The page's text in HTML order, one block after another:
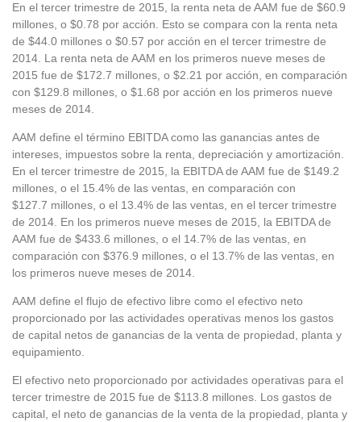
En el tercer trimestre de 2015, la renta neta de AAM fue de $60.9
millones, o $0.78 por acción. Esto se compara con la renta neta
de $44.0 millones o $0.57 por acción en el tercer trimestre de
2014. La renta neta de AAM en los primeros nueve meses de
2015 fue de $172.7 millones, o $2.21 por acción, en comparación
con $129.8 millones, o $1.68 por acción en los primeros nueve
meses de 2014.
AAM define el término EBITDA como las ganancias antes de
intereses, impuestos sobre la renta, depreciación y amortización.
En el tercer trimestre de 2015, la EBITDA de AAM fue de $149.2
millones, o el 15.4% de las ventas, en comparación con
$127.7 millones, o el 13.4% de las ventas, en el tercer trimestre
de 2014. En los primeros nueve meses de 2015, la EBITDA de
AAM fue de $433.6 millones, o el 14.7% de las ventas, en
comparación con $376.9 millones, o el 13.7% de las ventas, en
los primeros nueve meses de 2014.
AAM define el flujo de efectivo libre como el efectivo neto
proporcionado por las actividades operativas menos los gastos
de capital netos de ganancias de la venta de propiedad, planta y
equipamiento.
El efectivo neto proporcionado por actividades operativas para el
tercer trimestre de 2015 fue de $113.8 millones. Los gastos de
capital, el neto de ganancias de la venta de la propiedad, planta y